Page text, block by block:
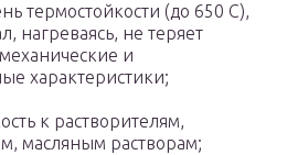
термостойкости (до 650 С),
нагреваясь, не теряет
и
характеристики;
к растворителям,
масляным растворам;